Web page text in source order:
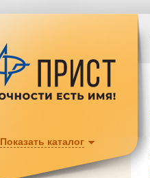
Показать каталог